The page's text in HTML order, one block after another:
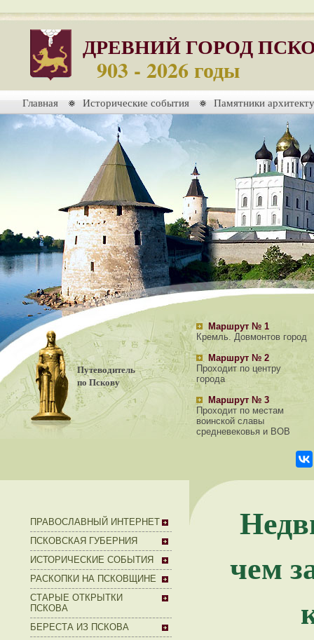
ДРЕВНИЙ ГОРОД
903 - 2026 годы
Главная Исторические события Памятники
Путеводитель
по Пскову
Маршрут № 1
Кремль. Довмонтов город
Маршрут № 2
Проходит по центру
города
Маршрут № 3
Проходит по местам
воинской славы
средневековья и ВОВ
ПРАВОСЛАВНЫЙ ИНТЕРНЕТ
ПСКОВСКАЯ ГУБЕРНИЯ
ИСТОРИЧЕСКИЕ СОБЫТИЯ
РАСКОПКИ НА ПСКОВЩИНЕ
СТАРЫЕ ОТКРЫТКИ
ПСКОВА
БЕРЕСТА ИЗ ПСКОВА
чем